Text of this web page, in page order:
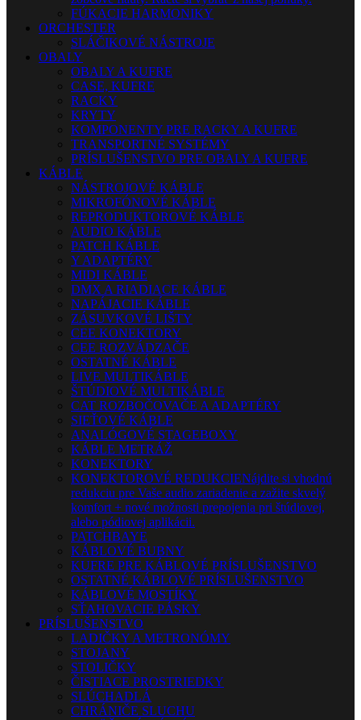
FÚKACIE HARMONIKY
ORCHESTER
SLÁČIKOVÉ NÁSTROJE
OBALY
OBALY A KUFRE
CASE, KUFRE
RACKY
KRYTY
KOMPONENTY PRE RACKY A KUFRE
TRANSPORTNÉ SYSTÉMY
PRÍSLUŠENSTVO PRE OBALY A KUFRE
KÁBLE
NÁSTROJOVÉ KÁBLE
MIKROFÓNOVÉ KÁBLE
REPRODUKTOROVÉ KÁBLE
AUDIO KÁBLE
PATCH KÁBLE
Y ADAPTÉRY
MIDI KÁBLE
DMX A RIADIACE KÁBLE
NAPÁJACIE KÁBLE
ZÁSUVKOVÉ LIŠTY
CEE KONEKTORY
CEE ROZVÁDZAČE
OSTATNÉ KÁBLE
LIVE MULTIKÁBLE
ŠTÚDIOVÉ MULTIKÁBLE
CAT ROZBOČOVAČE A ADAPTÉRY
SIEŤOVÉ KÁBLE
ANALÓGOVÉ STAGEBOXY
KÁBLE METRÁŽ
KONEKTORY
KONEKTOROVÉ REDUKCIENájdite si vhodnú
redukciu pre Vaše audio zariadenie a zažite skvelý
komfort + nové možnosti prepojenia pri štúdiovej,
alebo pódiovej aplikácii.
PATCHBAYE
KÁBLOVÉ BUBNY
KUFRE PRE KÁBLOVÉ PRÍSLUŠENSTVO
OSTATNÉ KÁBLOVÉ PRÍSLUŠENSTVO
KÁBLOVÉ MOSTÍKY
SŤAHOVACIE PÁSKY
PRÍSLUŠENSTVO
LADIČKY A METRONÓMY
STOJANY
STOLIČKY
ČISTIACE PROSTRIEDKY
SLÚCHADLÁ
CHRÁNIČE SLUCHU